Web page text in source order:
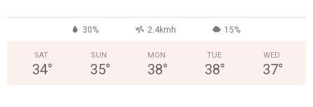
30% 2.4kmh 15%
SAT
34°
SUN
35°
MON
38°
TUE
38°
WED
37°